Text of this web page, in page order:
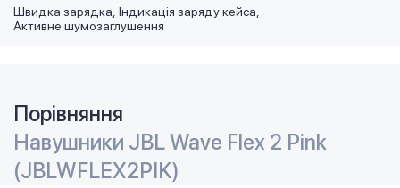
Швидка зарядка Індикація заряду кейса
Активне шумозаглушення
Порівняння
Навушники JBL Wave Flex 2 Pink
(JBLWFLEX2PIK)